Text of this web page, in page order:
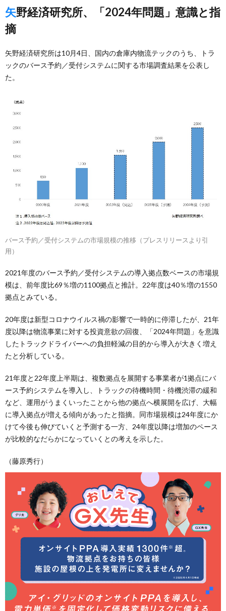
矢野経済研究所、「2024年問題」意識と指
摘
矢野経済研究所は10月4日、国内の倉庫内物流テックのうち、トラ
ックのバース予約／受付システムに関する市場調査結果を公表し
た。
バース予約／受付システムの市場規模の推移（プレスリリースより引
用）
2021年度のバース予約／受付システムの導入拠点数ベースの市場規
模は、前年度比69％増の1100拠点と推計。22年度は40％増の1550
拠点とみている。
20年度は新型コロナウイルス禍の影響で一時的に停滞したが、21年
度以降は物流事業に対する投資意欲の回復、「2024年問題」を意識
したトラックドライバーへの負担軽減の目的から導入が大きく増え
たと分析している。
21年度と22年度上半期は、複数拠点を展開する事業者が1拠点にバ
ース予約システムを導入し、トラックの待機時間・待機渋滞の緩和
など、運用がうまくいったことから他の拠点へ横展開を広げ、大幅
に導入拠点が増える傾向があったと指摘。同市場規模は24年度にか
けて今後も伸びていくと予測する一方、24年度以降は増加のペース
が比較的なだらかになっていくとの考えを示した。
（藤原秀行）